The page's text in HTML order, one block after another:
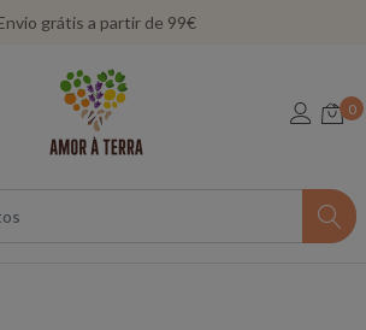
grátis a partir de 99€
0